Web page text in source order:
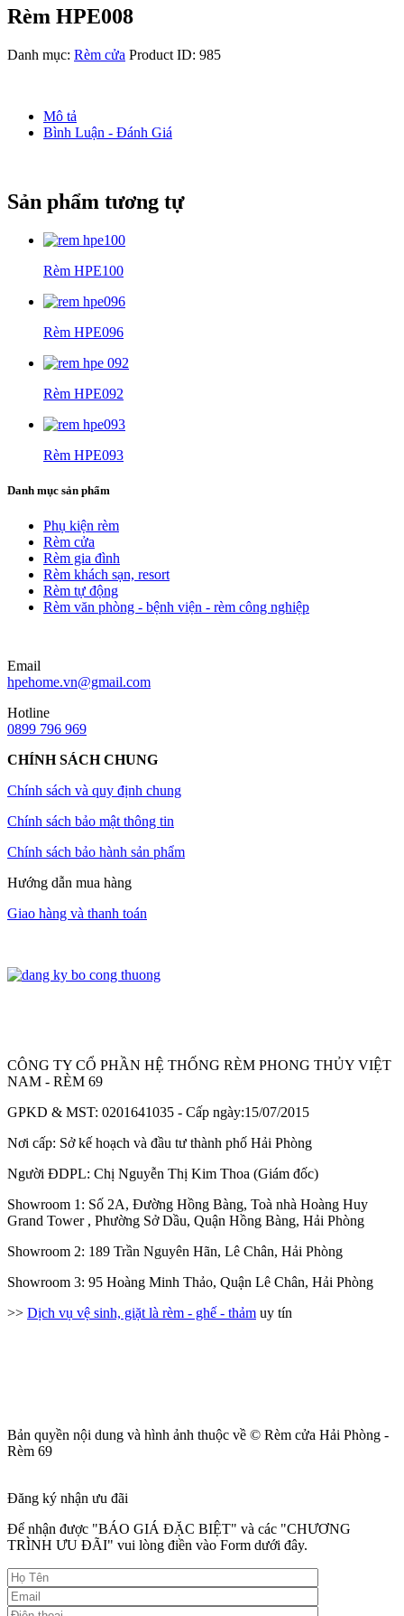
Rèm HPE008
Danh mục: Rèm cửa Product ID: 985
Mô tả
Bình Luận - Đánh Giá
Sản phẩm tương tự
Rèm HPE100
Rèm HPE096
Rèm HPE092
Rèm HPE093
Danh mục sản phẩm
Phụ kiện rèm
Rèm cửa
Rèm gia đình
Rèm khách sạn, resort
Rèm tự động
Rèm văn phòng - bệnh viện - rèm công nghiệp
Email
hpehome.vn@gmail.com
Hotline
0899 796 969
CHÍNH SÁCH CHUNG
Chính sách và quy định chung
Chính sách bảo mật thông tin
Chính sách bảo hành sản phẩm
Hướng dẫn mua hàng
Giao hàng và thanh toán
CÔNG TY CỔ PHẦN HỆ THỐNG RÈM PHONG THỦY VIỆT
NAM - RÈM 69
GPKD & MST: 0201641035 - Cấp ngày:15/07/2015
Nơi cấp: Sở kế hoạch và đầu tư thành phố Hải Phòng
Người ĐDPL: Chị Nguyễn Thị Kim Thoa (Giám đốc)
Showroom 1: Số 2A, Đường Hồng Bàng, Toà nhà Hoàng Huy
Grand Tower , Phường Sở Dầu, Quận Hồng Bàng, Hải Phòng
Showroom 2: 189 Trần Nguyên Hãn, Lê Chân, Hải Phòng
Showroom 3: 95 Hoàng Minh Thảo, Quận Lê Chân, Hải Phòng
>> Dịch vụ vệ sinh, giặt là rèm - ghế - thảm uy tín
Bản quyền nội dung và hình ảnh thuộc về © Rèm cửa Hải Phòng -
Rèm 69
Đăng ký nhận ưu đãi
Để nhận được "BÁO GIÁ ĐẶC BIỆT" và các "CHƯƠNG
TRÌNH ƯU ĐÃI" vui lòng điền vào Form dưới đây.